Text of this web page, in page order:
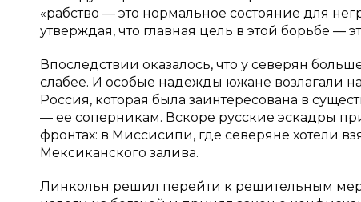
«рабство — это нормальное состояние для
утверждая, что главная цель в этой борьбе —
Впоследствии оказалось, что у северян
слабее. И особые надежды южане возлагали
Россия, которая была заинтересована в
— ее соперникам. Вскоре русские эскадры
фронтах: в Миссисипи, где северяне хотели
Мексиканского залива.
Линкольн решил перейти к решительным